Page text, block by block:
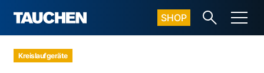
SHOP
Kreislaufgeräte